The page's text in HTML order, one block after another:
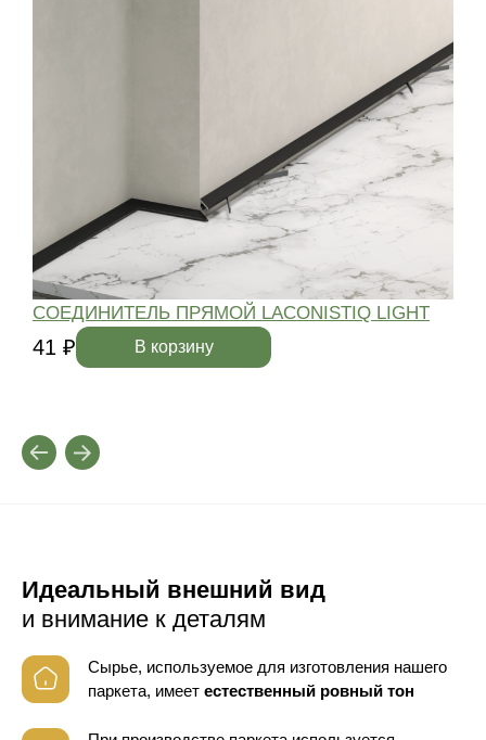
СОЕДИНИТЕЛЬ ПРЯМОЙ LACONISTIQ LIGHT
41 ₽ В корзину
Идеальный внешний вид
и внимание к деталям
Сырье, используемое для изготовления нашего
паркета, имеет естественный ровный тон